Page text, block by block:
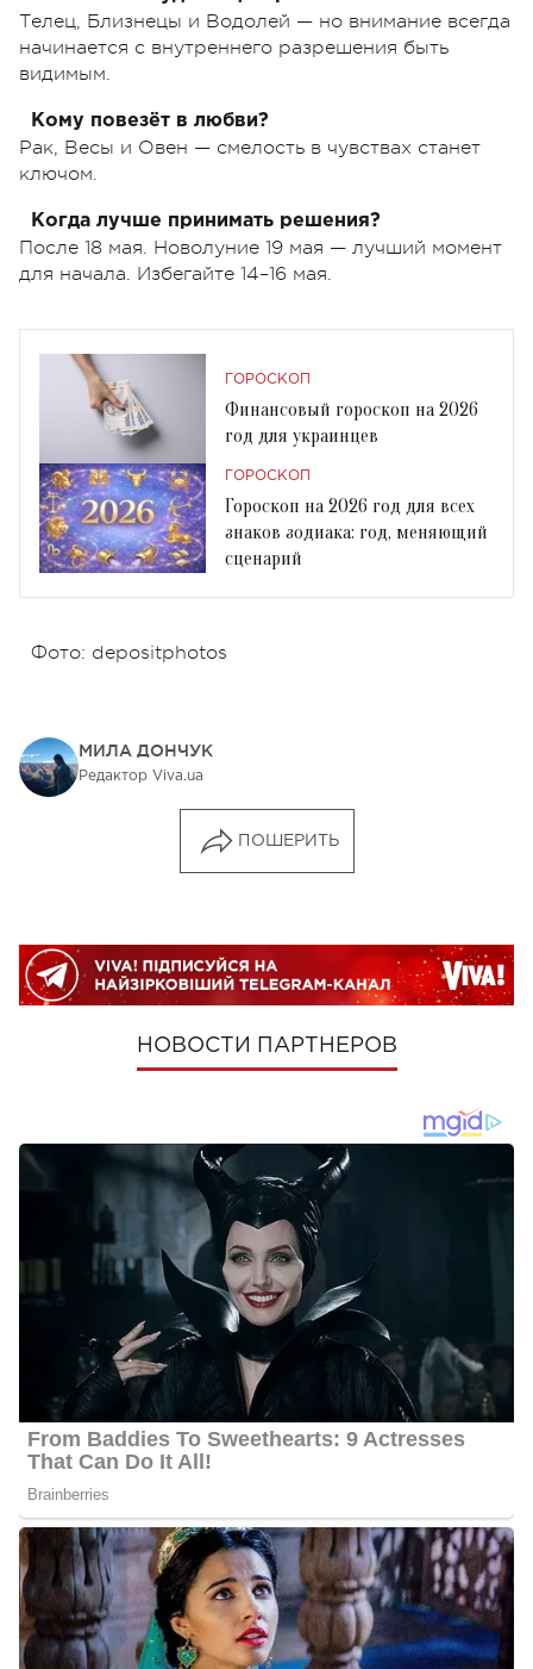
Телец, Близнецы и Водолей — но внимание всегда
начинается с внутреннего разрешения быть
видимым.
Кому повезёт в любви?
Рак, Весы и Овен — смелость в чувствах станет
ключом.
Когда лучше принимать решения?
После 18 мая. Новолуние 19 мая — лучший момент
для начала. Избегайте 14–16 мая.
ГОРОСКОП
Финансовый гороскоп на 2026
год для украинцев
ГОРОСКОП
Гороскоп на 2026 год для всех
знаков зодиака: год, меняющий
сценарий
Фото: depositphotos
МИЛА ДОНЧУК
Редактор Viva.ua
ПОШЕРИТЬ
НОВОСТИ ПАРТНЕРОВ